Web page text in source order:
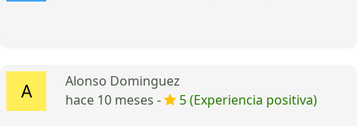
Alonso Dominguez
hace 10 meses -
5 (Experiencia positiva)